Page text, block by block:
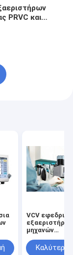
PRVC και
VCV
εξαεριστήρας
μηχανών
παιδιατρικό
τους
Καλύτερη